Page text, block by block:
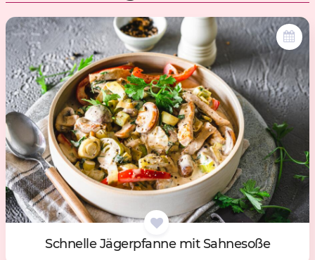
Schnel­le Jä­ger­pfan­ne mit Sah­ne­so­ße